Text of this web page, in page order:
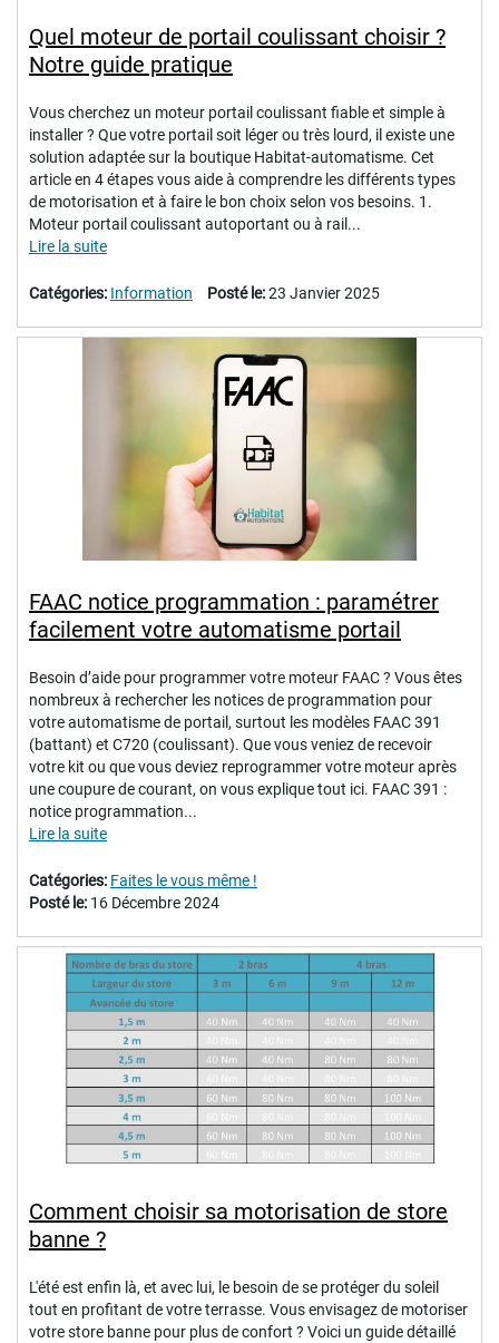
Quel moteur de portail coulissant choisir ?
Notre guide pratique
Vous cherchez un moteur portail coulissant fiable et simple à
installer ? Que votre portail soit léger ou très lourd, il existe une
solution adaptée sur la boutique Habitat-automatisme. Cet
article en 4 étapes vous aide à comprendre les différents types
de motorisation et à faire le bon choix selon vos besoins. 1.
Moteur portail coulissant autoportant ou à rail...
Lire la suite
Catégories: Information Posté le:23 Janvier 2025
FAAC notice programmation : paramétrer
facilement votre automatisme portail
Besoin d’aide pour programmer votre moteur FAAC ? Vous êtes
nombreux à rechercher les notices de programmation pour
votre automatisme de portail, surtout les modèles FAAC 391
(battant) et C720 (coulissant). Que vous veniez de recevoir
votre kit ou que vous deviez reprogrammer votre moteur après
une coupure de courant, on vous explique tout ici. FAAC 391 :
notice programmation...
Lire la suite
Catégories: Faites le vous même !
Posté le: 16 Décembre 2024
Comment choisir sa motorisation de store
banne ?
L'été est enfin là, et avec lui, le besoin de se protéger du soleil
tout en profitant de votre terrasse. Vous envisagez de motoriser
votre store banne pour plus de confort ? Voici un guide détaillé